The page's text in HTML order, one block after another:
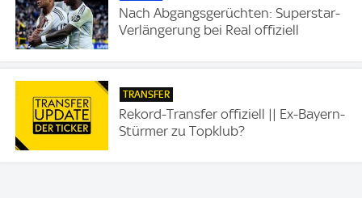
Nach Abgangsgerüchten: Superstar-
Verlängerung bei Real offiziell
TRANSFER
Rekord-Transfer offiziell || Ex-Bayern-
Stürmer zu Topklub?